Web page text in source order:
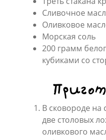
Сливочное
Оливковое
Морская соль
200 грамм
кубиками со
В сковороде на
две столовых
оливкового